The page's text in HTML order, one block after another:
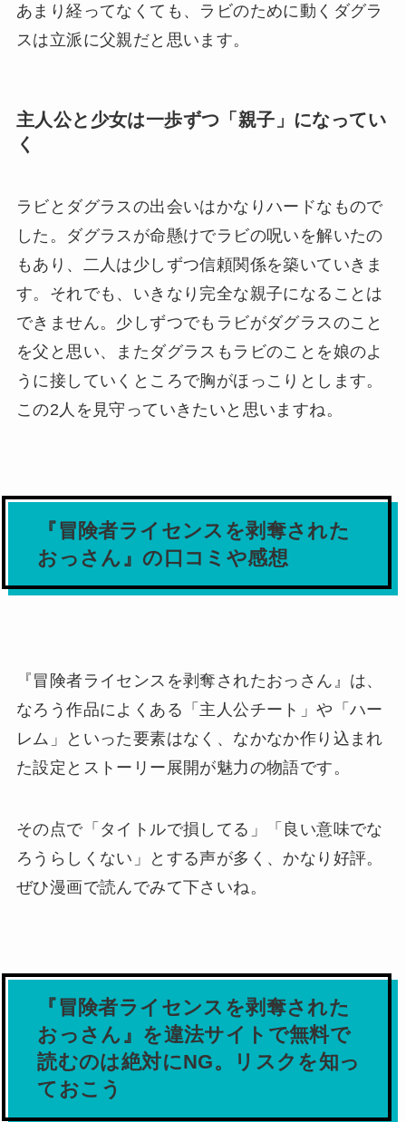
あまり経ってなくても、ラビのために動くダグラ
スは立派に父親だと思います。
主人公と少女は一歩ずつ「親子」になってい
く
ラビとダグラスの出会いはかなりハードなもので
した。ダグラスが命懸けでラビの呪いを解いたの
もあり、二人は少しずつ信頼関係を築いていきま
す。それでも、いきなり完全な親子になることは
できません。少しずつでもラビがダグラスのこと
を父と思い、またダグラスもラビのことを娘のよ
うに接していくところで胸がほっこりとします。
この2人を見守っていきたいと思いますね。
『冒険者ライセンスを剥奪された
おっさん』の口コミや感想
『冒険者ライセンスを剥奪されたおっさん』は、
なろう作品によくある「主人公チート」や「ハー
レム」といった要素はなく、なかなか作り込まれ
た設定とストーリー展開が魅力の物語です。
その点で「タイトルで損してる」「良い意味でな
ろうらしくない」とする声が多く、かなり好評。
ぜひ漫画で読んでみて下さいね。
『冒険者ライセンスを剥奪された
おっさん』を違法サイトで無料で
読むのは絶対にNG。リスクを知っ
ておこう